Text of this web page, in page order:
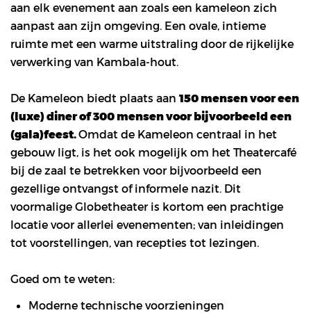
aan elk evenement aan zoals een kameleon zich
aanpast aan zijn omgeving. Een ovale, intieme
ruimte met een warme uitstraling door de rijkelijke
verwerking van Kambala-hout.
De Kameleon biedt plaats aan 150 mensen voor een
(luxe) diner of 300 mensen voor bijvoorbeeld een
(gala)feest.Omdat de Kameleon centraal in het
gebouw ligt, is het ook mogelijk om het Theatercafé
bij de zaal te betrekken voor bijvoorbeeld een
gezellige ontvangst of informele nazit. Dit
voormalige Globetheater is kortom een prachtige
locatie voor allerlei evenementen; van inleidingen
tot voorstellingen, van recepties tot lezingen.
Goed om te weten:
Moderne technische voorzieningen